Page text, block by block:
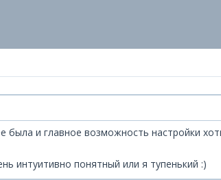
была и главное возможность настройки
интуитивно понятный или я тупенький :)